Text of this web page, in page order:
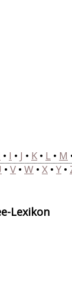
• I • J • K • L • M
• V • W • X • Y •
Lexikon